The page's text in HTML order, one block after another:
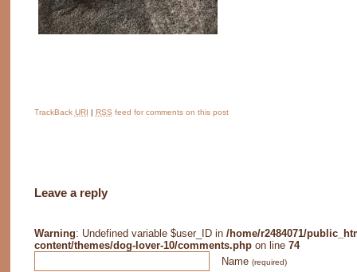
TrackBack URI | RSS feed for comments on this post
Leave a reply
Warning: Undefined variable $user_ID in /home/r2484071/
content/themes/dog-lover-10/comments.phpon line 74
Name (required)